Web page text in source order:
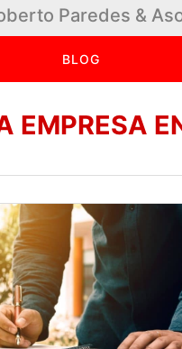
Paredes &
BLOG
EMPRESA